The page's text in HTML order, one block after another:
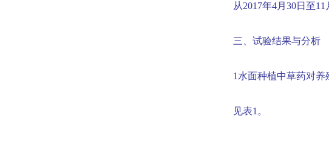
从2017年4月 30日至11
三、试验结果与分析
1 水面种植中草药对
见表1 。